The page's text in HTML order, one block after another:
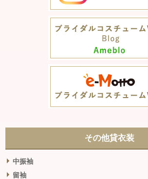
その他貸衣装
中振袖
留袖